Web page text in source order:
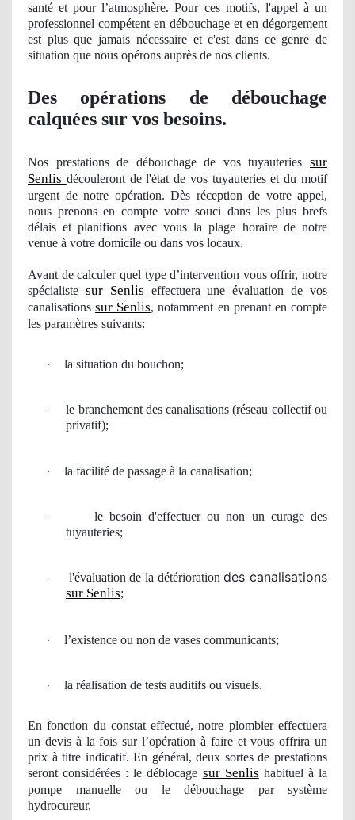
santé et pour l’atmosphère. Pour ces motifs, l'appel à un
professionnel compétent en débouchage et en dégorgement
est plus que jamais nécessaire et c'est dans ce genre de
situation que nous opérons auprès de nos clients.
Des opérations de débouchage
calquées sur vos besoins.
Nos prestations de débouchagede vostuyauteriessur
Senlis découleront de l'état de vos tuyauteries et du motif
urgent de notre opération. Dès réception de votre appel,
nous prenons en compte votre souci dans les plus brefs
délais et planifions avec vous la plage horaire de notre
venue à votre domicile ou dans vos locaux.
Avant de calculerquel type d’intervention vous offrir, notre
spécialiste sur Senlis effectuera une évaluation de vos
canalisationssur Senlis, notamment en prenant en compte
les paramètres suivants:
· la situation du bouchon;
· le branchement des canalisations (réseau collectifou
privatif);
· la facilité de passage à la canalisation;
· le besoind'effectuer ou non un curagedes
tuyauteries;
· l'évaluation de la détériorationdes canalisations
sur Senlis;
· l’existence ou non de vases communicants;
· la réalisation de tests auditifs ou visuels.
En fonction du constat effectué, notre plombiereffectuera
un devis à la fois sur l’opération à faire et vous offrira un
prix à titre indicatif. En général, deux sortes de prestations
seront considérées : le déblocage sur Senlis habituel à la
pompe manuelle ou le débouchage par système
hydrocureur.